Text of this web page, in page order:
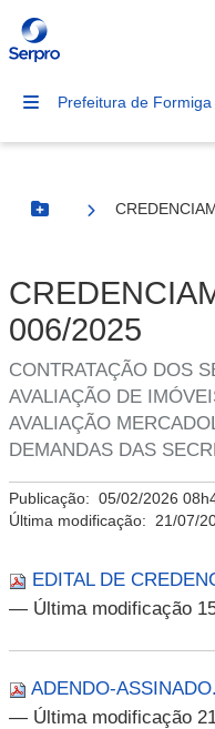
Prefeitura de Formiga
Botão Menu
006/2025
CONTRATAÇÃO DOS
AVALIAÇÃO DE
AVALIAÇÃO
DEMANDAS DAS
Publicação: 05/02/2026
Última modificação: 21/07/
EDITAL DE
— Última modificação
ADENDO-
— Última modificação